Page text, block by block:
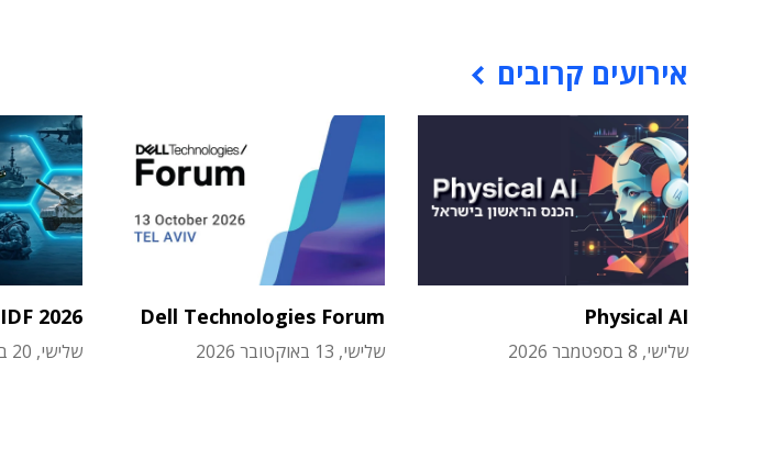
אירועים קרובים
Physical AI
שלישי, 8 בספטמבר 2026
Dell Technologies Forum
שלישי, 13 באוקטובר 2026
2026
שלישי, 20 באוקטובר 2026